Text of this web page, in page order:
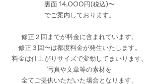
裏面 14,000円(税込)〜
でご案内しております。
修正２回までが料金に含まれています。
​修正３回〜は都度料金が発生いたします。
料金は仕上がりサイズで変動してまいります。
写真や文章等の素材を
全てご提供いただいた場合となります。